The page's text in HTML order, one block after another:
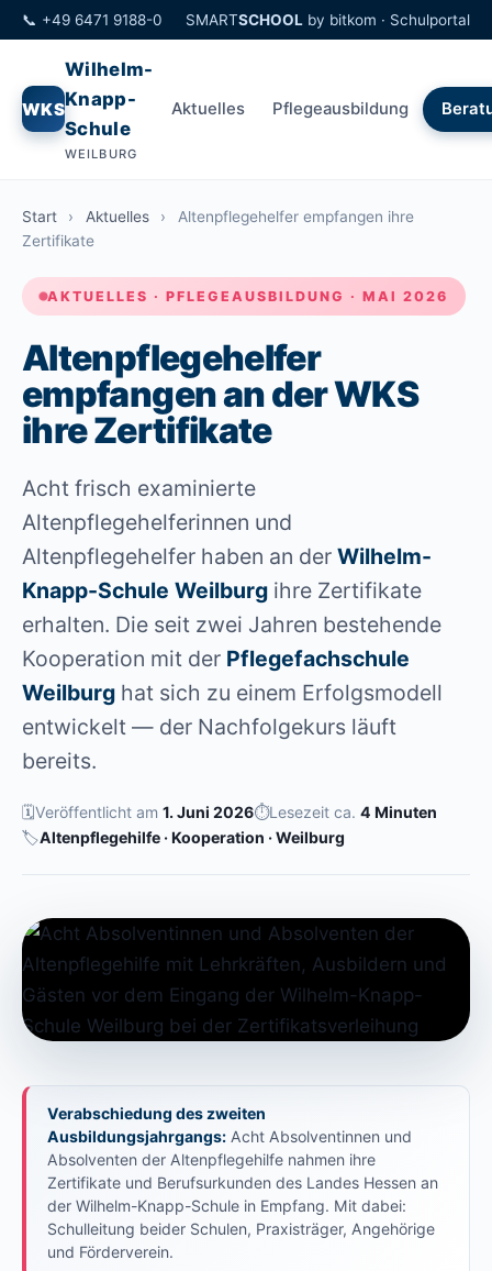
📞 +49 6471 9188-0 SMARTSCHOOL by bitkom · Schulportal
WKS
Wilhelm-
Knapp-
Schule
WEILBURG
Aktuelles Pflegeausbildung
Start › Aktuelles ›
Altenpflegehelfer empfangen ihre
Zertifikate
AKTUELLES · PFLEGEAUSBILDUNG · MAI 2026
Altenpflegehelfer
empfangen an der WKS
ihre Zertifikate
Acht frisch examinierte
Altenpflegehelferinnen und
Altenpflegehelfer haben an der Wilhelm-
Knapp-Schule Weilburg ihre Zertifikate
erhalten. Die seit zwei Jahren bestehende
Kooperation mit der Pflegefachschule
Weilburg hat sich zu einem Erfolgsmodell
entwickelt — der Nachfolgekurs läuft
bereits.
🗓Veröffentlicht am 1. Juni 2026⏱Lesezeit ca. 4 Minuten
🏷Altenpflegehilfe · Kooperation · Weilburg
Verabschiedung des zweiten
Ausbildungsjahrgangs: Acht Absolventinnen und
Absolventen der Altenpflegehilfe nahmen ihre
Zertifikate und Berufsurkunden des Landes Hessen an
der Wilhelm-Knapp-Schule in Empfang. Mit dabei:
Schulleitung beider Schulen, Praxisträger, Angehörige
und Förderverein.